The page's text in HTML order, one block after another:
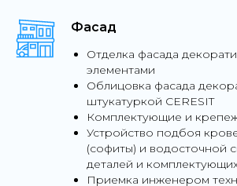
Фасад
Отделка фасада
элементами
Облицовка фасада
штукатуркой СERESIT
Комплектующие и
Устройство подбоя
(софиты) и водосточной
деталей и
Приемка инженером